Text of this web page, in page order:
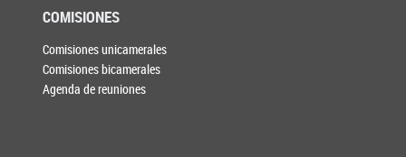
COMISIONES
Comisiones unicamerales
Comisiones bicamerales
Agenda de reuniones